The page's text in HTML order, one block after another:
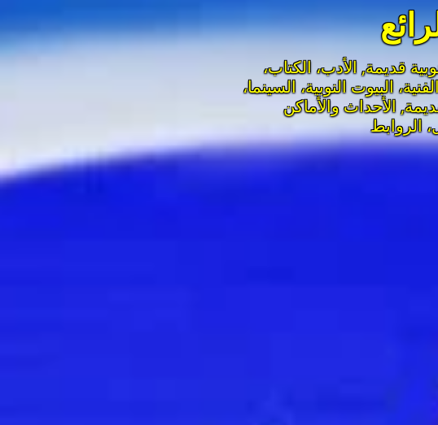
قديمة,الأدب، الكتاب،
البيوت النوبية، السينما،
,الأحداث والأماكن
الروابط